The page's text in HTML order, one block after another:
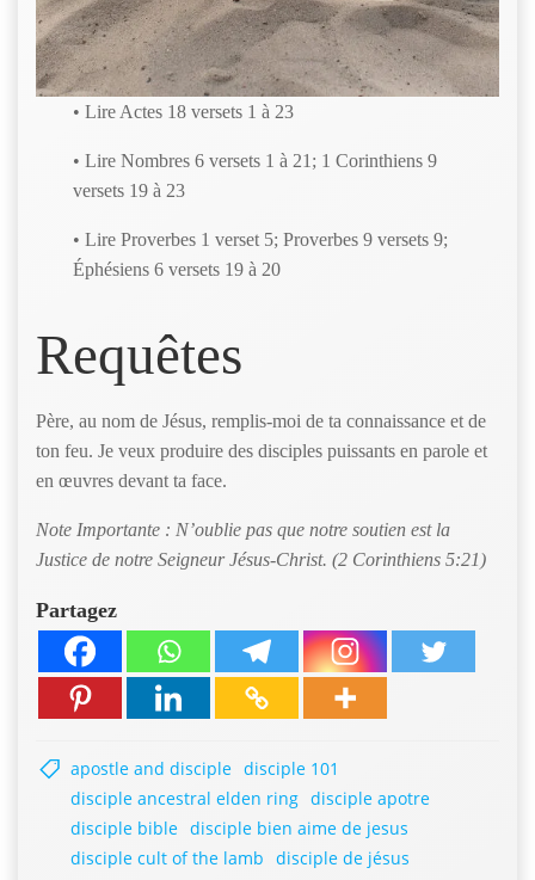
• Lire Actes 18 versets 1 à 23
• Lire Nombres 6 versets 1 à 21; 1 Corinthiens 9
versets 19 à 23
• Lire Proverbes 1 verset 5; Proverbes 9 versets 9;
Éphésiens 6 versets 19 à 20
Requêtes
Père, au nom de Jésus, remplis-moi de ta connaissance et de
ton feu. Je veux produire des disciples puissants en parole et
en œuvres devant ta face.
Note Importante : N’oublie pas que notre soutien est la
Justice de notre Seigneur Jésus-Christ. (2 Corinthiens 5:21)
Partagez
apostle and disciple disciple 101
disciple ancestral elden ring disciple apotre
disciple bible disciple bien aime de jesus
disciple cult of the lamb disciple de jésus